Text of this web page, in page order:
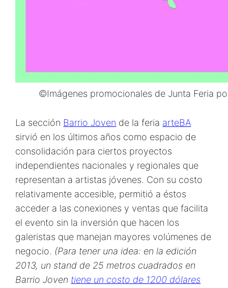
©Imágenes promocionales de Junta Feria
La sección Barrio Joven de la feria arteBA
sirvió en los últimos años como espacio de
consolidación para ciertos proyectos
independientes nacionales y regionales que
representan a artistas jóvenes. Con su costo
relativamente accesible, permitió a éstos
acceder a las conexiones y ventas que facilita
el evento sin la inversión que hacen los
galeristas que manejan mayores volúmenes de
negocio. (Para tener una idea: en la edición
2013, un stand de 25 metros cuadrados en
Barrio Joven tiene un costo de 1200 dólares